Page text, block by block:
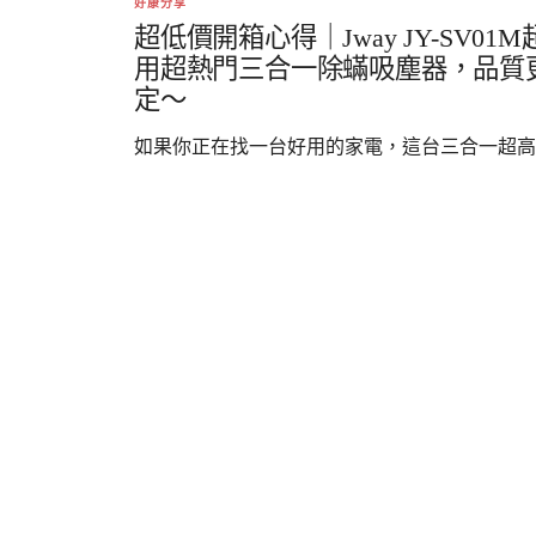
超低價開箱心得｜Jway JY-SV01M
用超熱門三合一除蟎吸塵器，品質
定～
如果你正在找一台好用的家電，這台三合一超